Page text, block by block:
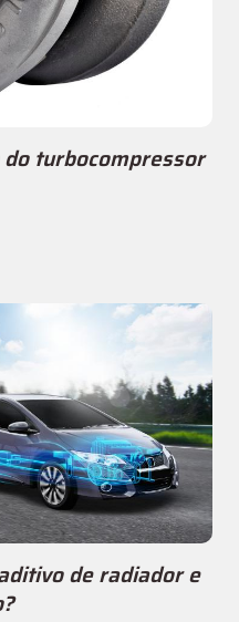
turbocompressor
de radiador e